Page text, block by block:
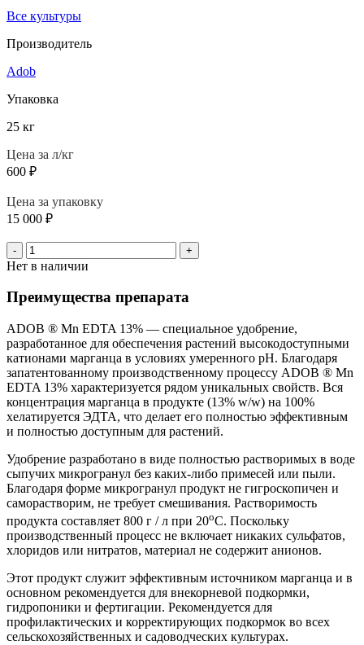
Все культуры
Производитель
Adob
Упаковка
25 кг
Цена за л/кг
600 ₽
Цена за упаковку
15 000 ₽
- +
Нет в наличии
Преимущества препарата
ADOB ® Mn EDTA 13% — специальное удобрение,
разработанное для обеспечения растений высокодоступными
катионами марганца в условиях умеренного рН. Благодаря
запатентованному производственному процессу ADOB ® Mn
EDTA 13% характеризуется рядом уникальных свойств. Вся
концентрация марганца в продукте (13% w/w) на 100%
хелатируется ЭДТА, что делает его полностью эффективным
и полностью доступным для растений.
Удобрение разработано в виде полностью растворимых в воде
сыпучих микрогранул без каких-либо примесей или пыли.
Благодаря форме микрогранул продукт не гигроскопичен и
саморастворим, не требует смешивания. Растворимость
продукта составляет 800 г / л при 20оС. Поскольку
производственный процесс не включает никаких сульфатов,
хлоридов или нитратов, материал не содержит анионов.
Этот продукт служит эффективным источником марганца и в
основном рекомендуется для внекорневой подкормки,
гидропоники и фертигации. Рекомендуется для
профилактических и корректирующих подкормок во всех
сельскохозяйственных и садоводческих культурах.